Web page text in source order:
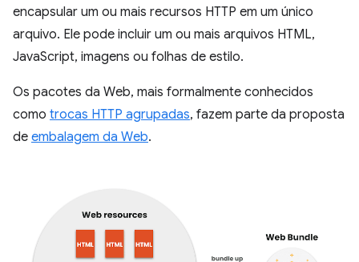
encapsular um ou mais recursos HTTP em um único
arquivo. Ele pode incluir um ou mais arquivos HTML,
JavaScript, imagens ou folhas de estilo.
Os pacotes da Web, mais formalmente conhecidos
como trocas HTTP agrupadas, fazem parte da proposta
de embalagem da Web.